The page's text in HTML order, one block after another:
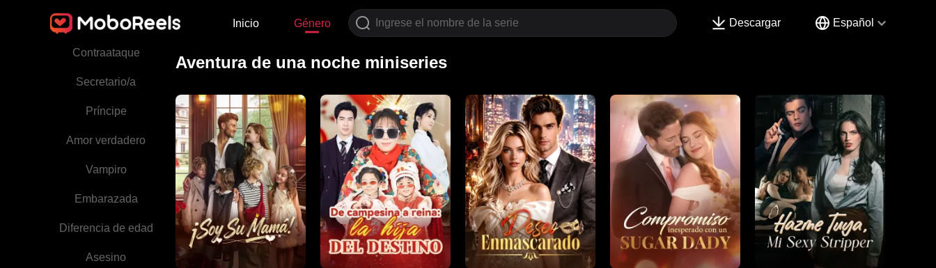
Inicio Género Descargar Español
Consentida del grupo
Contraataque
Secretario/a
Príncipe
Amor verdadero
Vampiro
Embarazada
Diferencia de edad
Asesino
Aventura de una noche miniseries